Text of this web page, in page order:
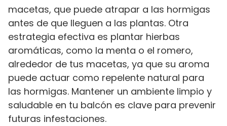
macetas, que puede atrapar a las hormigas
antes de que lleguen a las plantas. Otra
estrategia efectiva es plantar hierbas
aromáticas, como la menta o el romero,
alrededor de tus macetas, ya que su aroma
puede actuar como repelente natural para
las hormigas. Mantener un ambiente limpio y
saludable en tu balcón es clave para prevenir
futuras infestaciones.